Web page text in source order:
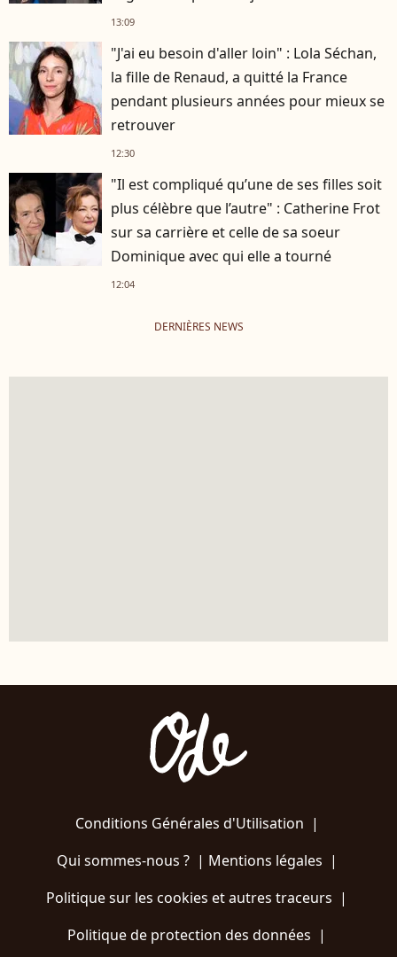
13:09
"J'ai eu besoin d'aller loin" : Lola Séchan,
la fille de Renaud, a quitté la France
pendant plusieurs années pour mieux se
retrouver
12:30
"Il est compliqué qu’une de ses filles soit
plus célèbre que l’autre" : Catherine Frot
sur sa carrière et celle de sa soeur
Dominique avec qui elle a tourné
12:04
DERNIÈRES NEWS
Conditions Générales d'Utilisation |
Qui sommes-nous ?| Mentions légales |
Politique sur les cookies et autres traceurs |
Politique de protection des données |